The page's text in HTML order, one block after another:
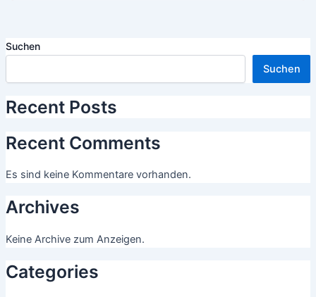
Suchen
Suchen
Recent Posts
Recent Comments
Es sind keine Kommentare vorhanden.
Archives
Keine Archive zum Anzeigen.
Categories